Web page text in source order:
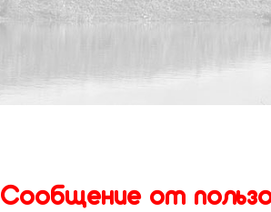
Сообщение от